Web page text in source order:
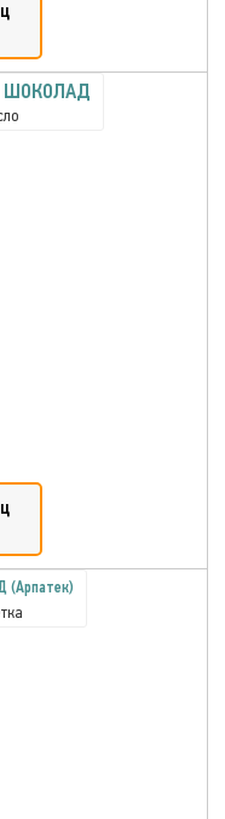
ШОКОЛАД
(Арпатек)